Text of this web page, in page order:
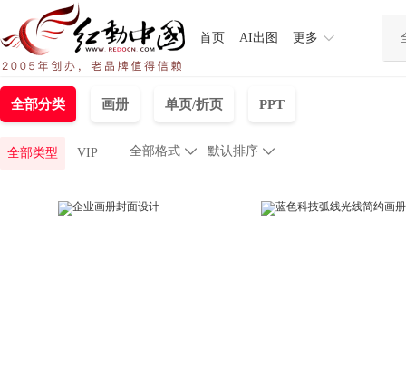
首页 AI出图 更多
全部分类 画册 单页/折页 PPT
全部类型 VIP 
全部格式 默认排序 